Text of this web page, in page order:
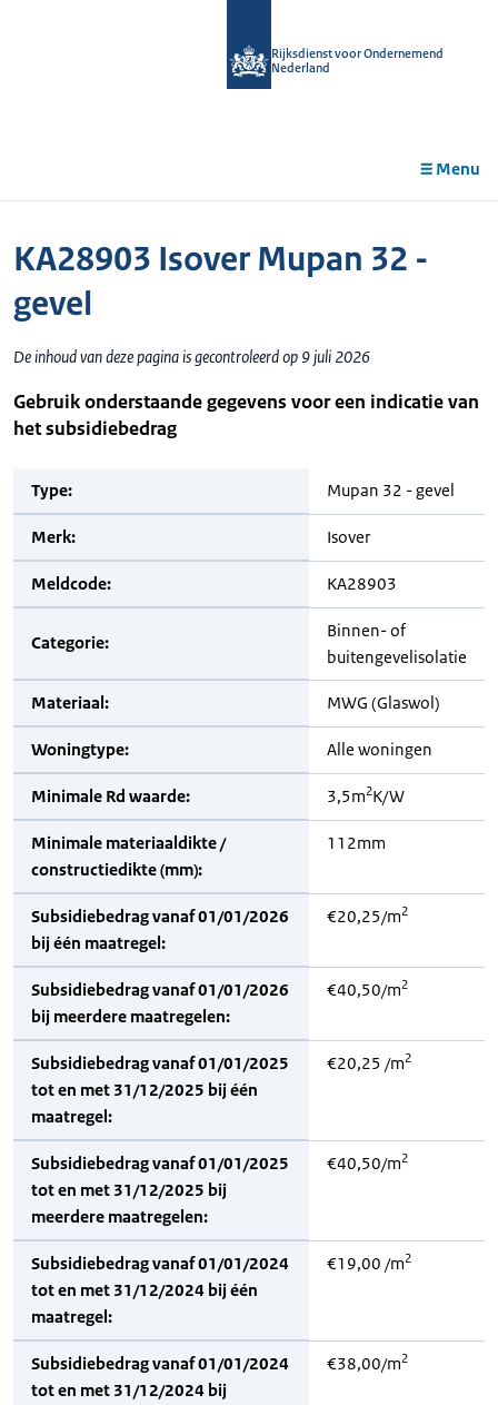
Rijksdienst voor Ondernemend
Nederland
Menu
KA28903 Isover Mupan 32 -
gevel
De inhoud van deze pagina is gecontroleerd op 9 juli 2026
Gebruik onderstaande gegevens voor een indicatie van
het subsidiebedrag
Type: Mupan 32 - gevel
Merk: Isover
Meldcode: KA28903
Categorie:
Binnen- of
buitengevelisolatie
Materiaal: MWG (Glaswol)
Woningtype: Alle woningen
Minimale Rd waarde: 3,5m2K/W
Minimale materiaaldikte /
constructiedikte (mm):
112mm
Subsidiebedrag vanaf 01/01/2026
bij één maatregel:
€20,25/m2
Subsidiebedrag vanaf 01/01/2026
bij meerdere maatregelen:
€40,50/m2
Subsidiebedrag vanaf 01/01/2025
tot en met 31/12/2025 bij één
maatregel:
€20,25 /m2
Subsidiebedrag vanaf 01/01/2025
tot en met 31/12/2025 bij
meerdere maatregelen:
€40,50/m2
Subsidiebedrag vanaf 01/01/2024
tot en met 31/12/2024 bij één
maatregel:
€19,00 /m2
Subsidiebedrag vanaf 01/01/2024
tot en met 31/12/2024 bij
€38,00/m2